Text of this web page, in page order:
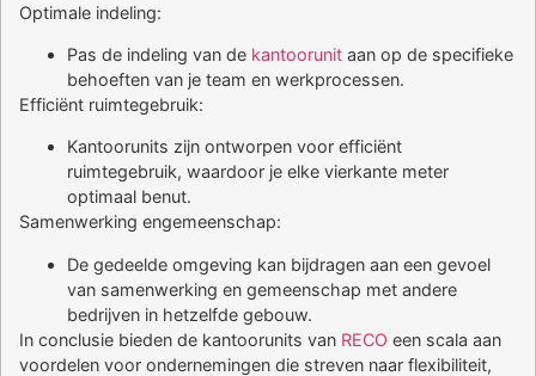
Optimale indeling:
Pas de indeling van de kantoorunit aan op de specifieke
behoeften van je team en werkprocessen.
Efficiënt ruimtegebruik:
Kantoorunits zijn ontworpen voor efficiënt
ruimtegebruik, waardoor je elke vierkante meter
optimaal benut.
Samenwerking engemeenschap:
De gedeelde omgeving kan bijdragen aan een gevoel
van samenwerking en gemeenschap met andere
bedrijven in hetzelfde gebouw.
In conclusie bieden de kantoorunits van RECO een scala aan
voordelen voor ondernemingen die streven naar flexibiliteit,